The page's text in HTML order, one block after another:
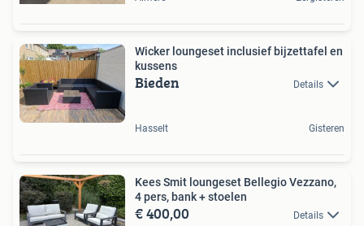
Wicker loungeset inclusief bijzettafel en
kussens
Bieden Details
Hasselt Gisteren
Kees Smit loungeset Bellegio Vezzano,
4 pers, bank + stoelen
€ 400,00 Details